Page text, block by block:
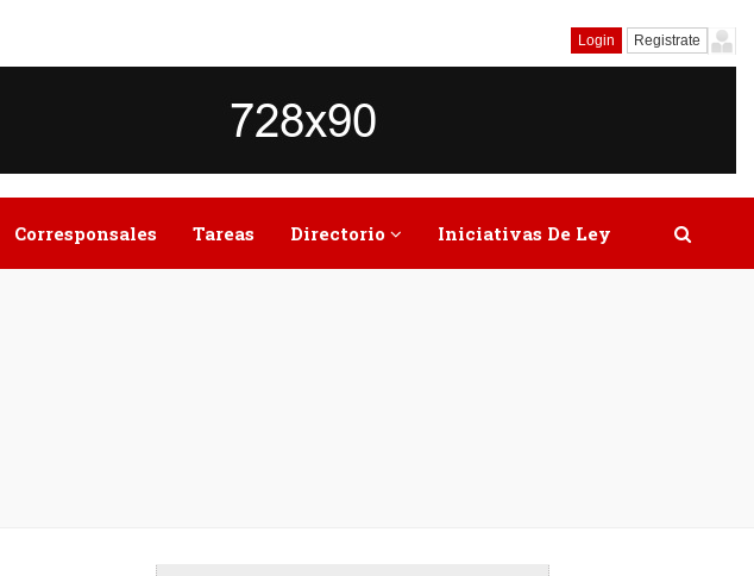
Login Registrate
Corresponsales Tareas Directorio Iniciativas De Ley